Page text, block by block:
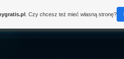
. Czy chcesz też mieć własną stronę?